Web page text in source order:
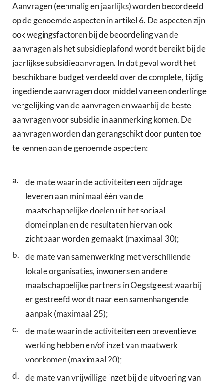
Aanvragen (eenmalig en jaarlijks) worden beoordeeld
op de genoemde aspecten in artikel 6. De aspecten zijn
ook wegingsfactoren bij de beoordeling van de
aanvragen als het subsidieplafond wordt bereikt bij de
jaarlijkse subsidieaanvragen. In dat geval wordt het
beschikbare budget verdeeld over de complete, tijdig
ingediende aanvragen door middel van een onderlinge
vergelijking van de aanvragen en waarbij de beste
aanvragen voor subsidie in aanmerking komen. De
aanvragen worden dan gerangschikt door punten toe
te kennen aan de genoemde aspecten:
a.
de mate waarin de activiteiten een bijdrage
leveren aan minimaal één van de
maatschappelijke doelen uit het sociaal
domeinplan en de resultaten hiervan ook
zichtbaar worden gemaakt (maximaal 30);
b.
de mate van samenwerking met verschillende
lokale organisaties, inwoners en andere
maatschappelijke partners in Oegstgeest waarbij
er gestreefd wordt naar een samenhangende
aanpak (maximaal 25);
c.
de mate waarin de activiteiten een preventieve
werking hebben en/of inzet van maatwerk
voorkomen (maximaal 20);
d.
de mate van vrijwillige inzet bij de uitvoering van